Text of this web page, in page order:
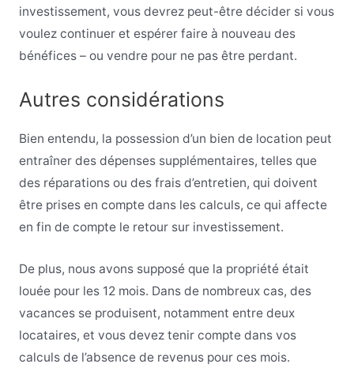
investissement, vous devrez peut-être décider si vous
voulez continuer et espérer faire à nouveau des
bénéfices – ou vendre pour ne pas être perdant.
Autres considérations
Bien entendu, la possession d’un bien de location peut
entraîner des dépenses supplémentaires, telles que
des réparations ou des frais d’entretien, qui doivent
être prises en compte dans les calculs, ce qui affecte
en fin de compte le retour sur investissement.
De plus, nous avons supposé que la propriété était
louée pour les 12 mois. Dans de nombreux cas, des
vacances se produisent, notamment entre deux
locataires, et vous devez tenir compte dans vos
calculs de l’absence de revenus pour ces mois.